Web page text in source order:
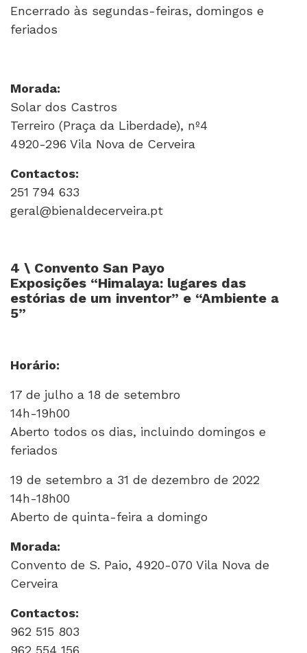
Encerrado às segundas-feiras, domingos e
feriados
Morada:
Solar dos Castros
Terreiro (Praça da Liberdade), nº4
4920-296 Vila Nova de Cerveira
Contactos:
251 794 633
geral@bienaldecerveira.pt
4 \ Convento San Payo
Exposições “Himalaya: lugares das
estórias de um inventor” e “Ambiente a
5”
Horário:
17 de julho a 18 de setembro
14h-19h00
Aberto todos os dias, incluindo domingos e
feriados
19 de setembro a 31 de dezembro de 2022
14h-18h00
Aberto de quinta-feira a domingo
Morada:
Convento de S. Paio, 4920-070 Vila Nova de
Cerveira
Contactos:
962 515 803
962 554 156